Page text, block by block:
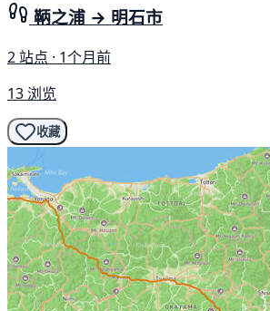
鞆之浦 → 明石市
2 站点 · 1个月前
13 浏览
收藏